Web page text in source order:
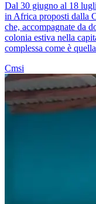
Dal 30 giugno al 18
in Africa proposti dalla
che, accompagnate da
colonia estiva nella
complessa come è
Cmsi